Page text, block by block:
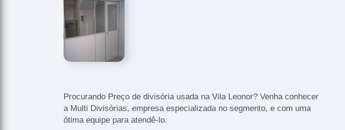
Procurando Preço de divisória usada na Vila Leonor? Venha conhecer
a Multi Divisórias, empresa especializada no segmento, e com uma
ótima equipe para atendê-lo.